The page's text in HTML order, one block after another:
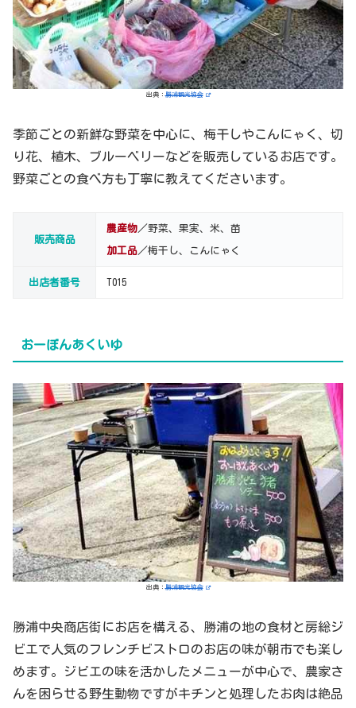
出典：勝浦観光協会
季節ごとの新鮮な野菜を中心に、梅干しやこんにゃく、切
り花、植木、ブルーベリーなどを販売しているお店です。
野菜ごとの食べ方も丁寧に教えてくださいます。
販売商品
農産物／野菜、果実、米、苗
加工品／梅干し、こんにゃく
出店者番号 T015
おーぼんあくいゆ
出典：勝浦観光協会
勝浦中央商店街にお店を構える、勝浦の地の食材と房総ジ
ビエで人気のフレンチビストロのお店の味が朝市でも楽し
めます。ジビエの味を活かしたメニューが中心で、農家さ
んを困らせる野生動物ですがキチンと処理したお肉は絶品